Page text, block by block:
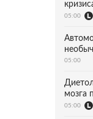
05:00
05:00
мозга
05:00